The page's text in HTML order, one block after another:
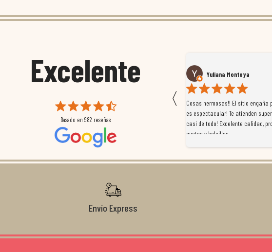
Excelente
Basado en 982 reseñas
〈
Susana García Luis
Magnífica atención al cliente. Tuvimos un pequeño
retraso en el pedido y desde el minuto uno se
preocuparon por ayudarnos en todo. Gracias a Sergio,
magnífico gestor... atento, amable, un servicio de 10.
Gracias de nuevo por todo!
Yuliana Montoya
Cosas hermosas!! El sitio engaña
es espectacular! Te atienden
casi de todo! Excelente calidad,
gustos y bolsillos
Envío Express